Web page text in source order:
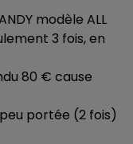
modèle ALL
3 fois, en
80 € cause
portée (2 fois)